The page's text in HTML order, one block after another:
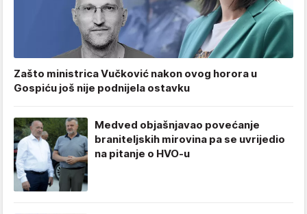
Zašto ministrica Vučković nakon ovog horora u
Gospiću još nije podnijela ostavku
Medved objašnjavao povećanje
braniteljskih mirovina pa se uvrijedio
na pitanje o HVO-u